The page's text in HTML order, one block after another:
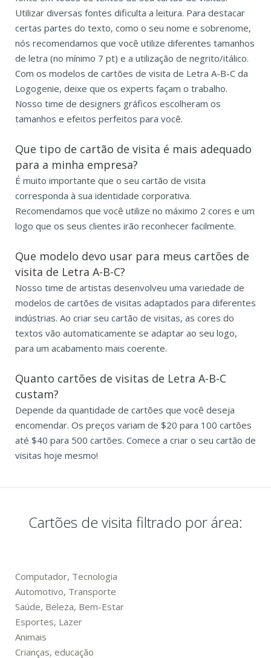
Utilizar diversas fontes dificulta a leitura. Para destacar
certas partes do texto, como o seu nome e sobrenome,
nós recomendamos que você utilize diferentes tamanhos
de letra (no mínimo 7 pt) e a utilização de negrito/itálico.
Com os modelos de cartões de visita de Letra A-B-C da
Logogenie, deixe que os experts façam o trabalho.
Nosso time de designers gráficos escolheram os
tamanhos e efeitos perfeitos para você.
Que tipo de cartão de visita é mais adequado
para a minha empresa?
É muito importante que o seu cartão de visita
corresponda à sua identidade corporativa.
Recomendamos que você utilize no máximo 2 cores e um
logo que os seus clientes irão reconhecer facilmente.
Que modelo devo usar para meus cartões de
visita de Letra A-B-C?
Nosso time de artistas desenvolveu uma variedade de
modelos de cartões de visitas adaptados para diferentes
indústrias. Ao criar seu cartão de visitas, as cores do
textos vão automaticamente se adaptar ao seu logo,
para um acabamento mais coerente.
Quanto cartões de visitas de Letra A-B-C
custam?
Depende da quantidade de cartões que você deseja
encomendar. Os preços variam de $20 para 100 cartões
até $40 para 500 cartões. Comece a criar o seu cartão de
visitas hoje mesmo!
Cartões de visita filtrado por área:
Computador, Tecnologia
Automotivo, Transporte
Saúde, Beleza, Bem-Estar
Esportes, Lazer
Animais
Crianças, educação